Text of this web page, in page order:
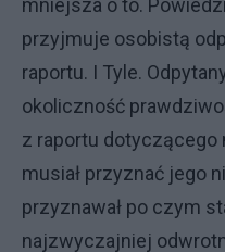
mniejsza o to.
przyjmuje osobistą
raportu. I Tyle.
okoliczność
z raportu dotyczącego
musiał przyznać jego
przyznawał po czym
najzwyczajniej